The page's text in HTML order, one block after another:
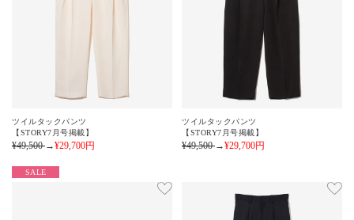
ツイルタックパンツ
【STORY7月号掲載】
¥49,500→¥29,700円
ツイルタックパンツ
【STORY7月号掲載】
¥49,500→¥29,700円
SALE